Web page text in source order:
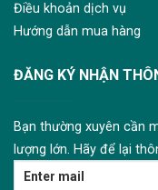
Điều khoản dịch vụ
Hướng dẫn mua hàng
ĐĂNG KÝ NHẬN
Bạn thường xuyên cần
lượng lớn. Hãy để lại